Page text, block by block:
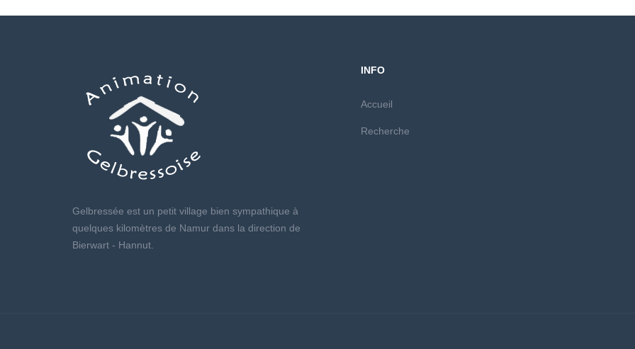
Gelbressée est un petit village bien sympathique à
quelques kilomètres de Namur dans la direction de
Bierwart - Hannut.
INFO
Accueil
Recherche